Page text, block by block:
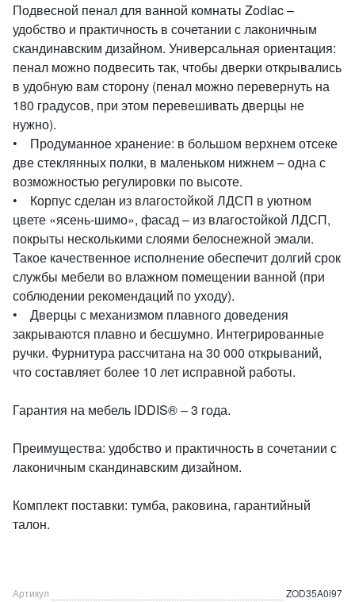
Подвесной пенал для ванной комнаты Zodiac –
удобство и практичность в сочетании с лаконичным
скандинавским дизайном. Универсальная ориентация:
пенал можно подвесить так, чтобы дверки открывались
в удобную вам сторону (пенал можно перевернуть на
180 градусов, при этом перевешивать дверцы не
нужно).
• Продуманное хранение: в большом верхнем отсеке
две стеклянных полки, в маленьком нижнем – одна с
возможностью регулировки по высоте.
• Корпус сделан из влагостойкой ЛДСП в уютном
цвете «ясень-шимо», фасад – из влагостойкой ЛДСП,
покрыты несколькими слоями белоснежной эмали.
Такое качественное исполнение обеспечит долгий срок
службы мебели во влажном помещении ванной (при
соблюдении рекомендаций по уходу).
• Дверцы с механизмом плавного доведения
закрываются плавно и бесшумно. Интегрированные
ручки. Фурнитура рассчитана на 30 000 открываний,
что составляет более 10 лет исправной работы.
Гарантия на мебель IDDIS® – 3 года.
Преимущества: удобство и практичность в сочетании с
лаконичным скандинавским дизайном.
Комплект поставки: тумба, раковина, гарантийный
талон.
Артикул
ZOD35A0i97